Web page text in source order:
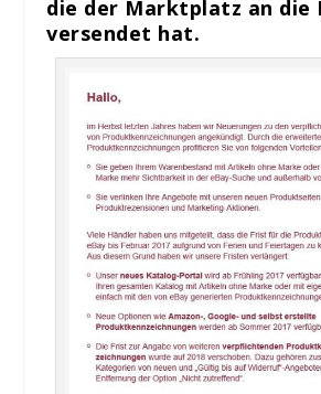
die der Marktplatz an die
versendet hat.